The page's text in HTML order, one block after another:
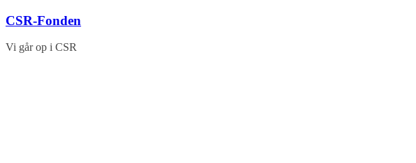
Skip
content
CSR-Fonden
Vi går op i CSR